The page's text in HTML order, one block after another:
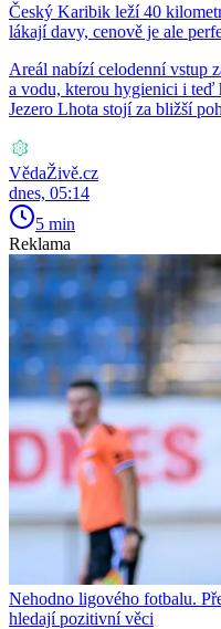
Český Karibik leží 40
lákají davy, cenově je ale
Areál nabízí celodenní vstup
a vodu, kterou hygienici i teď
Jezero Lhota stojí za bližší
VědaŽivě.cz
dnes, 05:14
5 min
Reklama
Nehodno ligového fotbalu.
hledají pozitivní věci